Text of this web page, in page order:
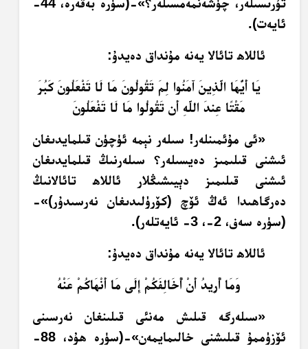
ئايەت).
ئاللاھ تائالا يەنە مۇنداق دەيدۇ:
يَا أَيُّهَا الَّذِينَ آَمَنُوا لِمَ تَقُولُونَ مَا لَا تَفْعَلُونَ كَبُرَ
مَقْتًا عِندَ اللَّهِ أَن تَقُولُوا مَا لَا تَفْعَلُونَ
«ئى مۇئمىنلەر! سىلەر نېمە ئۈچۈن قىلمايدىغان
ئىشنى قىلىمىز دەيسىلەر؟ سىلەرنىڭ قىلمايدىغان
ئىشنى قىلىمىز دېيىشىڭلار ئاللاھ تائالانىڭ
دەرگاھىدا ئەڭ ئۆچ (كۆرۈلىدىغان نەرسىدۇر)»-
(سۈرە سەف، 2-، 3- ئايەتلەر).
ئاللاھ تائالا يەنە مۇنداق دەيدۇ:
وَمَا أُرِيدُ أَنْ أُخَالِفَكُمْ إِلَى مَا أَنْهَاكُمْ عَنْهُ
«سىلەرگە قىلىش مەنئى قىلىنغان نەرسىنى
ئۆزۈممۇ قىلىشنى خالىمايمەن»-(سۈرە ھۇد، 88-